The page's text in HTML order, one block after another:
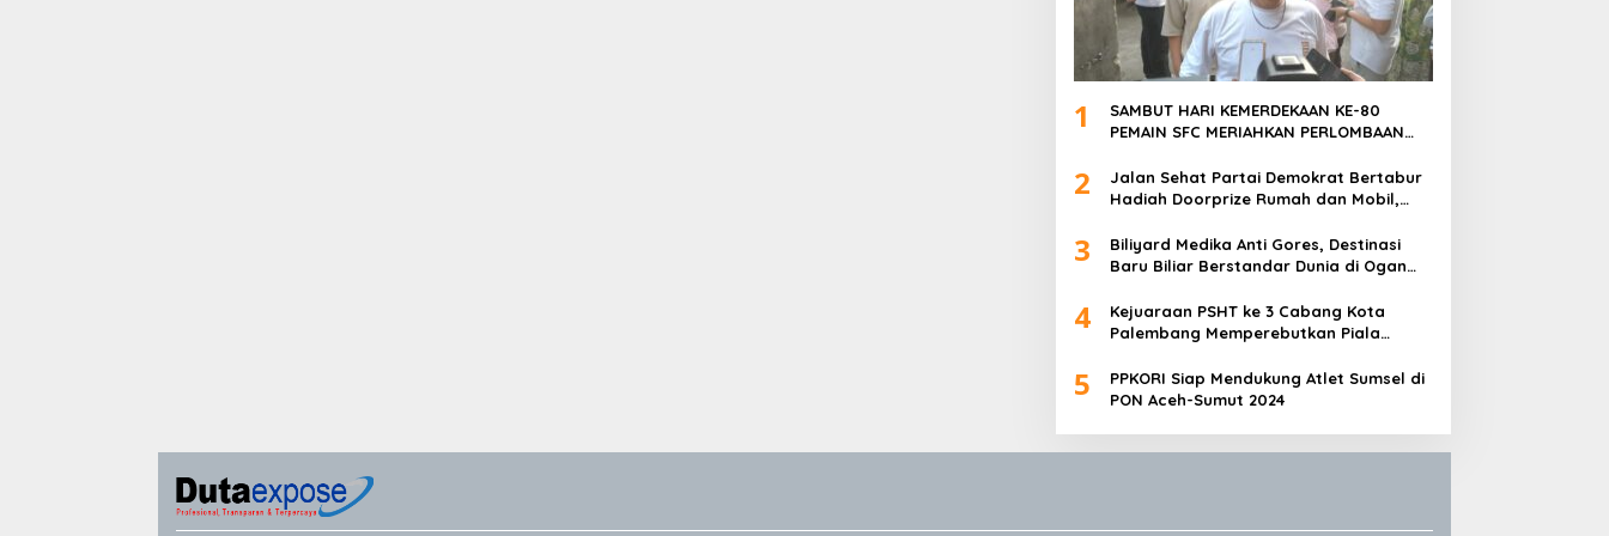
1
SAMBUT HARI KEMERDEKAAN KE-80
PEMAIN SFC MERIAHKAN PERLOMBAAN
2
Jalan Sehat Partai Demokrat Bertabur
Hadiah Doorprize Rumah dan Mobil,
3
Biliyard Medika Anti Gores, Destinasi
Baru Biliar Berstandar Dunia di Ogan
4
Kejuaraan PSHT ke 3 Cabang Kota
Palembang Memperebutkan Piala
5
PPKORI Siap Mendukung Atlet Sumsel di
PON Aceh-Sumut 2024